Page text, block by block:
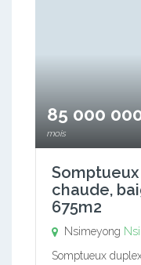
85 000
mois
chaude,
675m2
Nsimeyong
Somptueux